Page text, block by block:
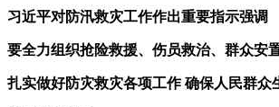
习近平对防汛救灾工作作出重要指示强调
要全力组织抢险救援、伤员救治、群众安
扎实做好防灾救灾各项工作确保人民群众